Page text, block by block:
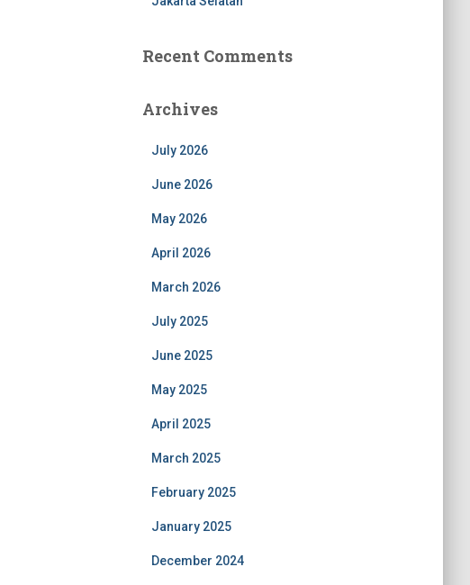
Recent Comments
Archives
July 2026
June 2026
May 2026
April 2026
March 2026
July 2025
June 2025
May 2025
April 2025
March 2025
February 2025
January 2025
December 2024